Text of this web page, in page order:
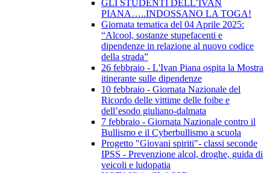
GLI STUDENTI DELL’IVAN
PIANA…..INDOSSANO LA TOGA!
Giornata tematica del 04 Aprile 2025:
“Alcool, sostanze stupefacenti e
dipendenze in relazione al nuovo codice
della strada”
26 febbraio - L'Ivan Piana ospita la Mostra
itinerante sulle dipendenze
10 febbraio - Giornata Nazionale del
Ricordo delle vittime delle foibe e
dell’esodo giuliano-dalmata
7 febbraio - Giornata Nazionale contro il
Bullismo e il Cyberbullismo a scuola
Progetto "Giovani spiriti"- classi seconde
IPSS - Prevenzione alcol, droghe, guida di
veicoli e ludopatia